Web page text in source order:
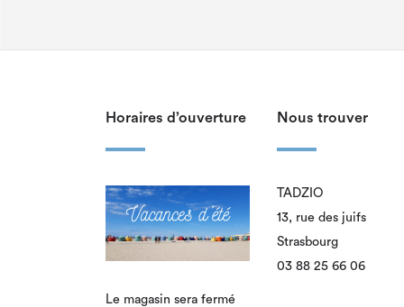
Horaires d’ouverture
Le magasin sera fermé
Nous trouver
TADZIO
13, rue des juifs
Strasbourg
03 88 25 66 06